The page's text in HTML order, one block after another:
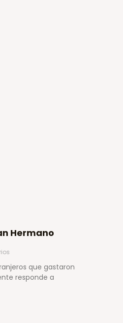
Hermano
que gastaron
responde a